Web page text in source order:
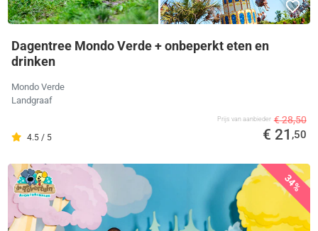
Dagentree Mondo Verde + onbeperkt eten en
drinken
Mondo Verde
Landgraaf
4.5 / 5
Prijs van aanbieder € 28,50
€ 21 ,50
34%